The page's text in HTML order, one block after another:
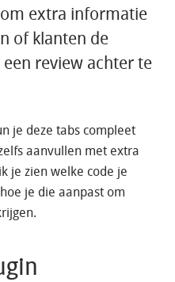
extra informatie
of klanten de
review achter te
je deze tabs compleet
aanvullen met extra
je zien welke code je
je die aanpast om